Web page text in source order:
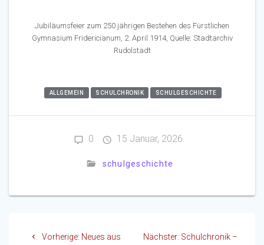
Jubiläumsfeier zum 250 jährigen Bestehen des Fürstlichen
Gymnasium Fridericianum, 2. April 1914, Quelle: Stadtarchiv
Rudolstadt
ALLGEMEIN SCHULCHRONIK SCHULGESCHICHTE
0 15 Januar, 2026
schulgeschichte
Vorherige: Vorheriger
Neues aus
Nächster: Nächster
Schulchronik –